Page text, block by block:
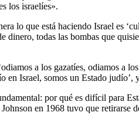
los israelíes».
lo que está haciendo Israel es
todas las bombas que
a los gazatíes, odiamos a
en Israel, somos un Estado judío’,
por qué es difícil para
en 1968 tuvo que